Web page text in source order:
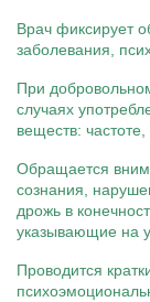
Врач фиксирует
заболевания,
При
случаях
веществ:
Обращается
сознания,
дрожь в
указывающие на
Проводится